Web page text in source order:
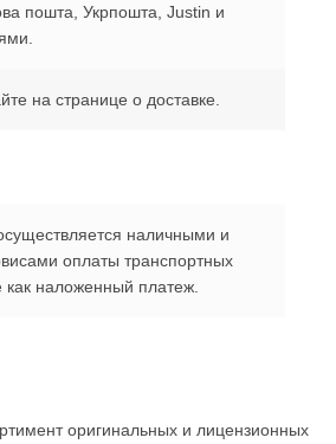
пошта, Укрпошта, Justin и
на странице о доставке.
наличными и
оплаты транспортных
как наложенный платеж.
оригинальных и лицензионных